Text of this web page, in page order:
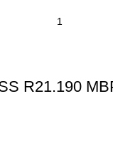
R21.190